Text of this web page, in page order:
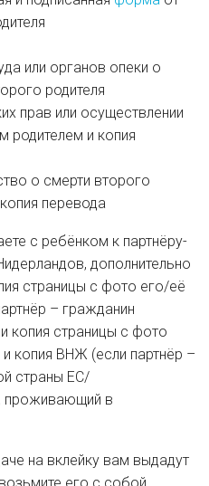
или органов опеки о
родителя
прав или осуществлении
родителем и копия
о смерти второго
перевода
с ребёнком к партнёру-
дополнительно
страницы с фото его/её
– гражданин
копия страницы с фото
копия ВНЖ (если партнёр –
страны ЕС/
проживающий в
на вклейку вам выдадут
его с собой